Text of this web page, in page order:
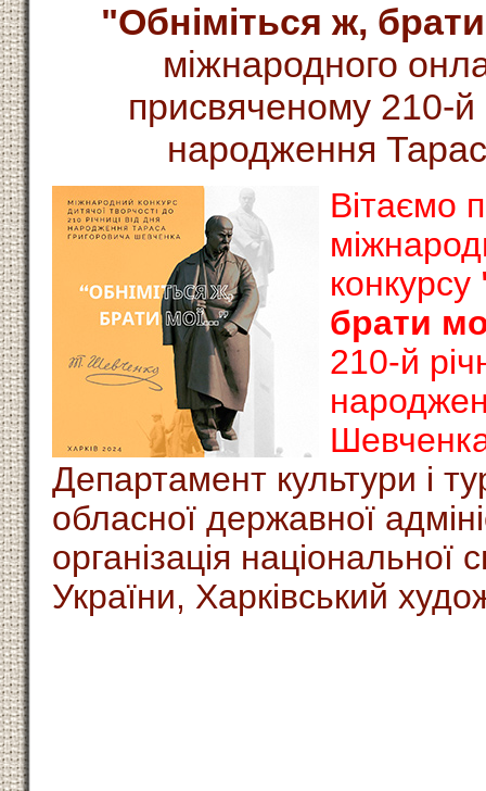
"Обніміться ж,
міжнародного
присвяченому 210-й
народження
Вітаємо
конкурсу
брати
210-й
Департамент культури і
обласної державної
організація національної
України, Харківський